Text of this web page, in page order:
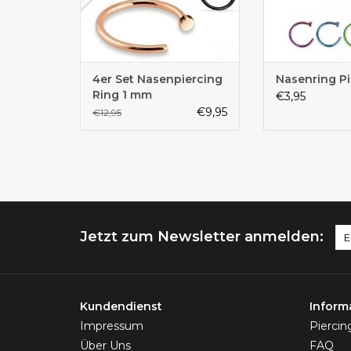
4er Set Nasenpiercing
Ring 1 mm
€12,95 €9,95
Nasenring
€3,95
Jetzt zum Newsletter anmelden:
Kundendienst
Impressum
Über Uns
FAQ